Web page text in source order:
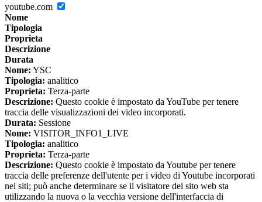
youtube.com
Nome
Tipologia
Proprieta
Descrizione
Durata
Nome: YSC
Tipologia: analitico
Proprieta: Terza-parte
Descrizione: Questo cookie è impostato da YouTube per tenere
traccia delle visualizzazioni dei video incorporati.
Durata: Sessione
Nome: VISITOR_INFO1_LIVE
Tipologia: analitico
Proprieta: Terza-parte
Descrizione: Questo cookie è impostato da Youtube per tenere
traccia delle preferenze dell'utente per i video di Youtube incorporati
nei siti; può anche determinare se il visitatore del sito web sta
utilizzando la nuova o la vecchia versione dell'interfaccia di